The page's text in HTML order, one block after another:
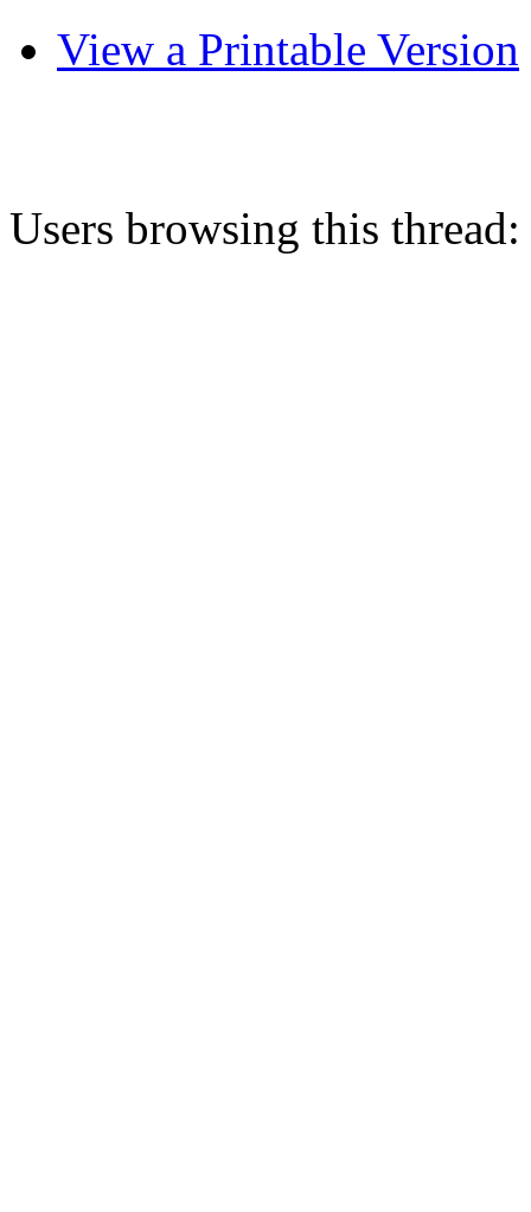
View a Printable Version
Users browsing this